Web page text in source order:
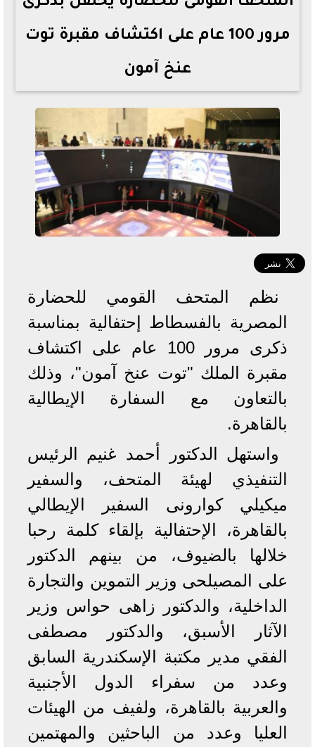
مرور 100 عام على اكتشاف مقبرة توت
عنخ آمون
نظم المتحف القومي للحضارة
المصرية بالفسطاط إحتفالية بمناسبة
ذكرى مرور 100 عام على اكتشاف
مقبرة الملك "توت عنخ آمون"، وذلك
بالتعاون مع السفارة الإيطالية
بالقاهرة.
واستهل الدكتور أحمد غنيم الرئيس
التنفيذي لهيئة المتحف، والسفير
ميكيلي كوارونى السفير الإيطالي
بالقاهرة، الإحتفالية بإلقاء كلمة رحبا
خلالها بالضيوف، من بينهم الدكتور
على المصيلحى وزير التموين والتجارة
الداخلية، والدكتور زاهى حواس وزير
الآثار الأسبق، والدكتور مصطفى
الفقي مدير مكتبة الإسكندرية السابق
وعدد من سفراء الدول الأجنبية
والعربية بالقاهرة، ولفيف من الهيئات
العليا وعدد من الباحثين والمهتمين